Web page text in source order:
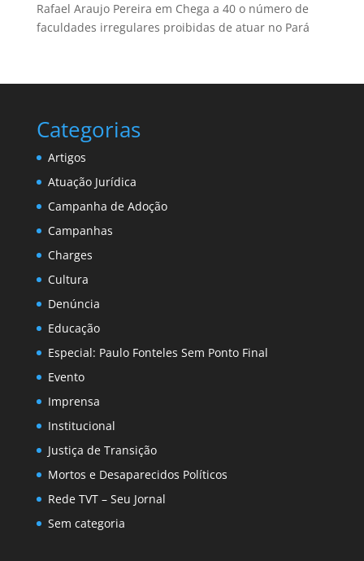
Rafael Araujo Pereira em Chega a 40 o número de
faculdades irregulares proibidas de atuar no Pará
Categorias
Artigos
Atuação Jurídica
Campanha de Adoção
Campanhas
Charges
Cultura
Denúncia
Educação
Especial: Paulo Fonteles Sem Ponto Final
Evento
Imprensa
Institucional
Justiça de Transição
Mortos e Desaparecidos Políticos
Rede TVT – Seu Jornal
Sem categoria